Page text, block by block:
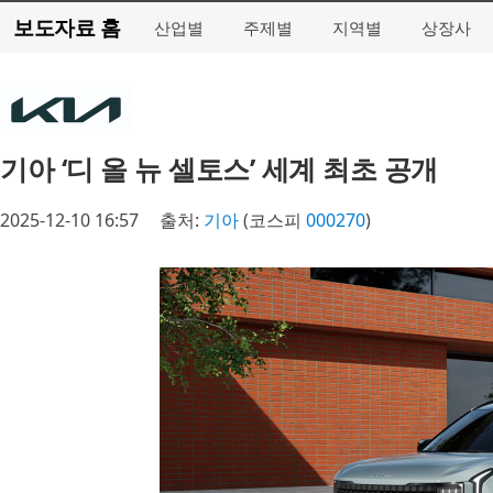
보도자료 홈 산업별 주제별 지역별 상장사
기아 ‘디 올 뉴 셀토스’ 세계 최초 공개
2025-12-10 16:57 출처: 기아(코스피 000270)